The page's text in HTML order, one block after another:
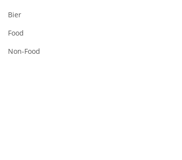
Bier
Food
Non-Food